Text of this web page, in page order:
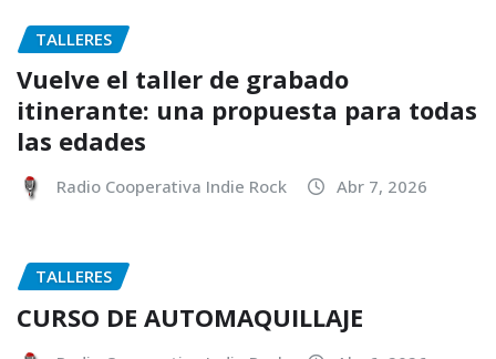
TALLERES
Vuelve el taller de grabado
itinerante: una propuesta para todas
las edades
Radio Cooperativa Indie Rock Abr 7, 2026
TALLERES
CURSO DE AUTOMAQUILLAJE